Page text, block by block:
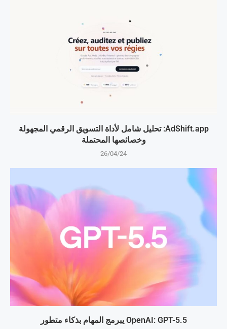
AdShift.app: تحليل شامل لأداة التسويق الرقمي المجهولة
وخصائصها المحتملة
26/04/24
OpenAI: GPT-5.5 يبرمج المهام بذكاء متطور